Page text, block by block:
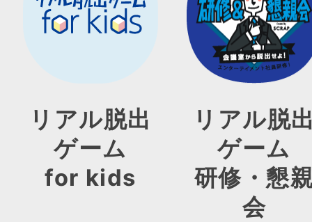
リアル脱出
ゲーム
for kids
リアル脱
ゲーム
研修・懇
会